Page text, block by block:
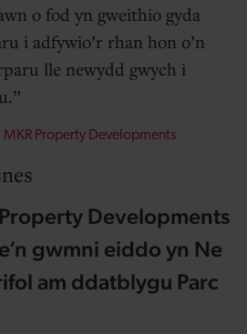
o fod yn gweithio gyda
i adfywio’r rhan hon o’n
lle newydd gwych i
MKR Property Developments
Developments
gwmni eiddo yn Ne
am ddatblygu Parc